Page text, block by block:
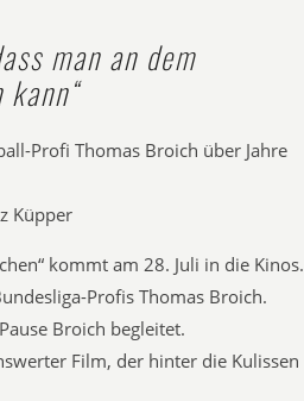
man an dem
Profi Thomas Broich über Jahre
Küpper
kommt am 28. Juli in die Kinos.
Profis Thomas Broich.
Broich begleitet.
Film, der hinter die Kulissen